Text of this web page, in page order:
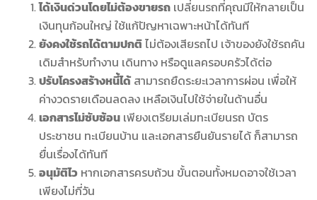
ได้เงินด่วนโดยไม่ต้องขายรถ เปลี่ยนรถที่คุณมีให้กลายเป็น
เงินทุนก้อนใหญ่ ใช้แก้ปัญหาเฉพาะหน้าได้ทันที
ยังคงใช้รถได้ตามปกติไม่ต้องเสียรถไป เจ้าของยังใช้รถคัน
เดิมสำหรับทำงาน เดินทาง หรือดูแลครอบครัวได้ต่อ
ปรับโครงสร้างหนี้ได้สามารถยืดระยะเวลาการผ่อน เพื่อให้
ค่างวดรายเดือนลดลง เหลือเงินไปใช้จ่ายในด้านอื่น
เอกสารไม่ซับซ้อน เพียงเตรียมเล่มทะเบียนรถ บัตร
ประชาชน ทะเบียนบ้าน และเอกสารยืนยันรายได้ ก็สามารถ
ยื่นเรื่องได้ทันที
อนุมัติไว หากเอกสารครบถ้วน ขั้นตอนทั้งหมดอาจใช้เวลา
เพียงไม่กี่วัน